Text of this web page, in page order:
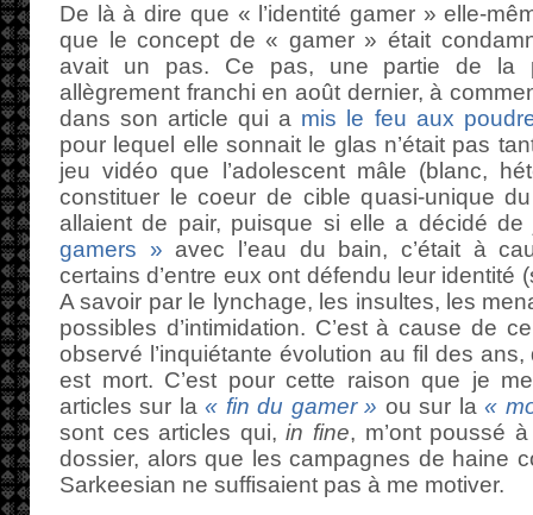
De là à dire que « l’identité gamer » elle-
que le concept de « gamer » était
avait un pas. Ce pas, une partie de la
allègrement franchi en août dernier, à
dans son article qui a mis le feu aux
pour lequel elle sonnait le glas n’était pas
jeu vidéo que l’adolescent mâle (blanc,
constituer le coeur de cible quasi-unique
allaient de pair, puisque si elle a décidé
gamers » avec l’eau du bain, c’était à
certains d’entre eux ont défendu leur identité
A savoir par le lynchage, les insultes, les
possibles d’intimidation. C’est à cause de
observé l’inquiétante évolution au fil des
est mort. C’est pour cette raison que je
articles sur la« fin du gamer » ou sur la«
sont ces articles qui,in fine, m’ont poussé
dossier, alors que les campagnes de haine
Sarkeesian ne suffisaient pas à me motiver.